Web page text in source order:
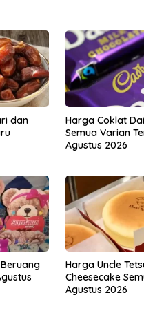
dan
Harga Coklat
Semua Varian
Agustus 2026
Harga Uncle
Cheesecake
Agustus 2026